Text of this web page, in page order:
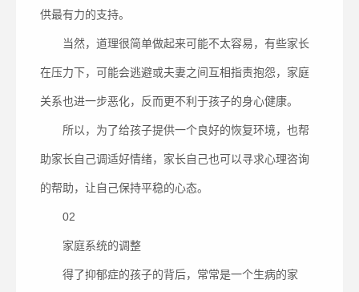
供最有力的支持。
当然，道理很简单做起来可能不太容易，有些家长
在压力下，可能会逃避或夫妻之间互相指责抱怨，家庭
关系也进一步恶化，反而更不利于孩子的身心健康。
所以，为了给孩子提供一个良好的恢复环境，也帮
助家长自己调适好情绪，家长自己也可以寻求心理咨询
的帮助，让自己保持平稳的心态。
02
家庭系统的调整
得了抑郁症的孩子的背后，常常是一个生病的家